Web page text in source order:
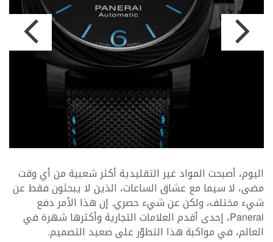
اليوم، أصبحت المواد غير التقليدية أكثر شعبية من أي وقت
مضى، لا سيما مع عشاق الساعات، الذين لا يبحثون فقط عن
شيء مختلف، ولكن عن شيء حصري. إن هذا الأمر دفع
Panerai، إحدى أقدم العلامات التجارية وأكثرها شهرة في
العالم، في مواكبة هذا التطوّر على صعيد التصميم.